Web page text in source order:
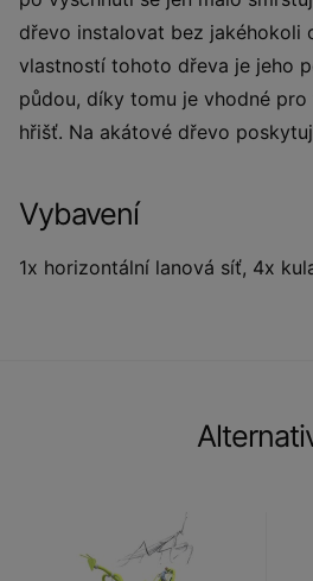
dřevo instalovat bez jakéhokoli
vlastností tohoto dřeva je jeho
půdou, díky tomu je vhodné
hřišť. Na akátové dřevo
Vybavení
1x horizontální lanová síť, 4x